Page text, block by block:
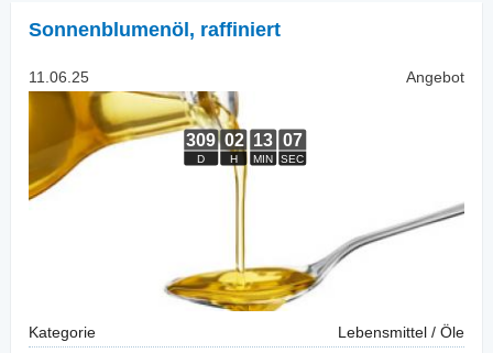
Sonnenblumenöl , raffiniert
11.06.25 Angebot
Kategorie
Lebensmittel / Öle